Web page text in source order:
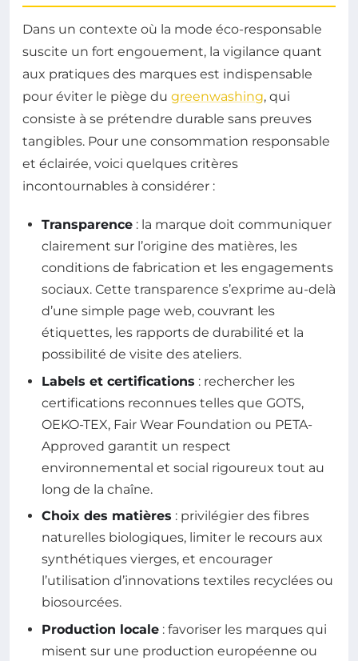
Dans un contexte où la mode éco-responsable
suscite un fort engouement, la vigilance quant
aux pratiques des marques est indispensable
pour éviter le piège du greenwashing, qui
consiste à se prétendre durable sans preuves
tangibles. Pour une consommation responsable
et éclairée, voici quelques critères
incontournables à considérer :
Transparence : la marque doit communiquer
clairement sur l’origine des matières, les
conditions de fabrication et les engagements
sociaux. Cette transparence s’exprime au-delà
d’une simple page web, couvrant les
étiquettes, les rapports de durabilité et la
possibilité de visite des ateliers.
Labels et certifications : rechercher les
certifications reconnues telles que GOTS,
OEKO-TEX, Fair Wear Foundation ou PETA-
Approved garantit un respect
environnemental et social rigoureux tout au
long de la chaîne.
Choix des matières : privilégier des fibres
naturelles biologiques, limiter le recours aux
synthétiques vierges, et encourager
l’utilisation d’innovations textiles recyclées ou
biosourcées.
Production locale : favoriser les marques qui
misent sur une production européenne ou